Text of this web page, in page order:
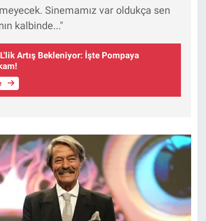
Sinemamız var oldukça sen
kalbinde..."
Artış Bekleniyor: İşte Pompaya